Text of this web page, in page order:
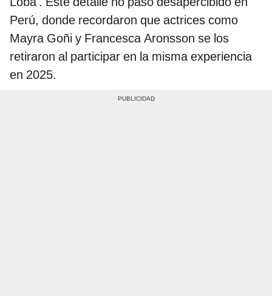
Perú, donde recordaron que actrices como
Mayra Goñi y Francesca Aronsson se los
retiraron al participar en la misma experiencia
en 2025.